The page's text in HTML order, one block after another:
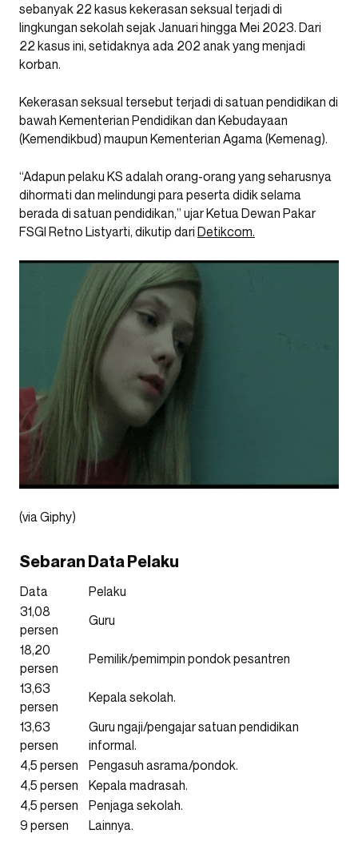
sebanyak 22 kasus kekerasan seksual terjadi di
lingkungan sekolah sejak Januari hingga Mei 2023. Dari
22 kasus ini, setidaknya ada 202 anak yang menjadi
korban.
Kekerasan seksual tersebut terjadi di satuan pendidikan di
bawah Kementerian Pendidikan dan Kebudayaan
(Kemendikbud) maupun Kementerian Agama (Kemenag).
“Adapun pelaku KS adalah orang-orang yang seharusnya
dihormati dan melindungi para peserta didik selama
berada di satuan pendidikan,” ujarKetua Dewan Pakar
FSGI Retno Listyarti, dikutip dari Detikcom.
(via Giphy)
Sebaran Data Pelaku
Data
Pelaku
31,08
persen
Guru
18,20
persen
Pemilik/pemimpin pondok pesantren
13,63
persen
Kepala sekolah.
13,63
persen
Guru ngaji/pengajar satuan pendidikan
informal.
4,5 persen
Pengasuh asrama/pondok.
4,5 persen
Kepala madrasah.
4,5 persen
Penjaga sekolah.
9 persen
Lainnya.